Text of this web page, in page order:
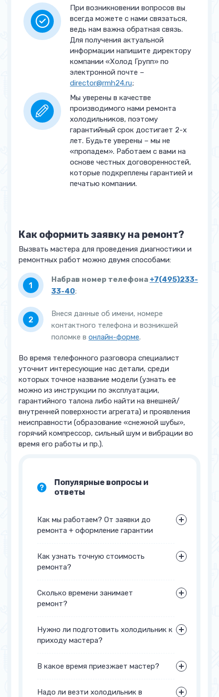
Замена температурного
датчика
Ремонт испарителя от 2 000 руб.
Ремонт блока управления от 2 500 руб.
Замена двигателя
вентилятора
Устранение засора
капиллярной трубы
от 2 500 руб.
Замена капиллярной трубы от 2 700 руб.
Замена воздушной заслонки от 2 700 руб.
Замена / Ремонт мотора-
Устранение утечки в
запененной части
от 5 000 руб.
Замена уплотнителя двери
Перенавеска дверей
Регулировка дверей от 1 500 руб.
При возникновении вопросов вы
всегда можете с нами связаться,
ведь нам важна обратная связь.
Для получения актуальной
информации напишите директору
компании «Холод Групп» по
электронной почте –
director@rmh24.ru;
Мы уверены в качестве
производимого нами ремонта
холодильников, поэтому
гарантийный срок достигает 2-х
лет. Будьте уверены – мы не
«пропадем». Работаем с вами на
основе честных договоренностей,
которые подкреплены гарантией и
печатью компании.
Как оформить заявку на ремонт?
Вызвать мастера для проведения диагностики и
ремонтных работ можно двумя способами:
Набрав номер телефона +7(495)233-
33-40;
Внеся данные об имени, номере
контактного телефона и возникшей
поломке в онлайн-форме.
Во время телефонного разговора специалист
уточнит интересующие нас детали, среди
которых точное название модели (узнать ее
можно из инструкции по эксплуатации,
гарантийного талона либо найти на внешней/
внутренней поверхности агрегата) и проявления
неисправности (образование «снежной шубы»,
горячий компрессор, сильный шум и вибрации во
время его работы и пр.).
Популярные вопросы и
ответы
Как мы работаем? От заявки до
ремонта + оформление гарантии
обратной связи
Как узнать точную стоимость
ремонта?
Сколько времени занимает
ремонт?
Нужно ли подготовить холодильник к
приходу мастера?
В какое время приезжает мастер?
Надо ли везти холодильник в